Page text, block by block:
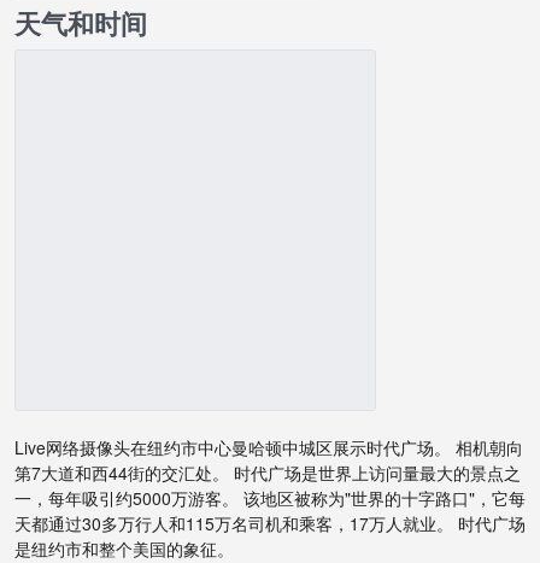
天气和时间
Live网络摄像头在纽约市中心曼哈顿中城区展示时代广场。 相机朝向
第7大道和西44街的交汇处。 时代广场是世界上访问量最大的景点之
一，每年吸引约5000万游客。 该地区被称为"世界的十字路口"，它每
天都通过30多万行人和115万名司机和乘客，17万人就业。 时代广场
是纽约市和整个美国的象征。